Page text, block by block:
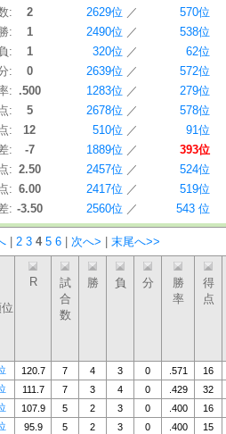
:
2 2629位 ／
570位
:
1 2490位 ／
538位
:
1 320位 ／
62位
:
0 2639位 ／
572位
:
.500 1283位 ／
279位
:
5 2678位 ／
578位
:
12 510位 ／
91位
:
-7 1889位 ／
393位
: 2.50 2457位 ／
524位
: 6.00 2417位 ／
519位
: -3.50 2560位 ／ 543 位
2 3 4 5 6 次へ> 末尾へ>>
R
試
合
数
勝 負 分
勝
率
得
点
120.7 7 4 3 0 .571 16
111.7 7 3 4 0 .429 32
107.9 5 2 3 0 .400 16
95.9 5 2 3 0 .400 15